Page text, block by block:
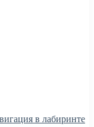
в лабиринте